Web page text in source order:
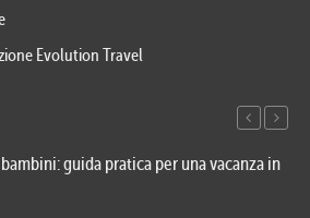
Evolution Travel
guida pratica per una vacanza in